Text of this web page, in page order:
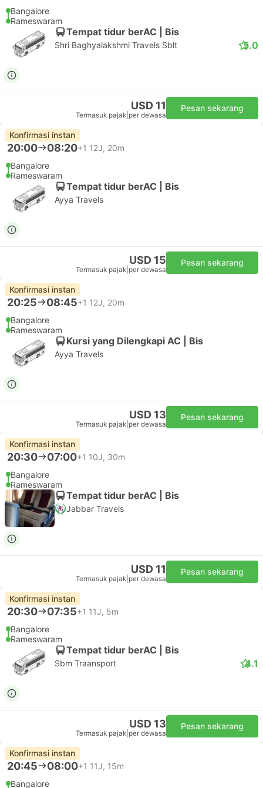
Bangalore
Rameswaram
Tempat tidur berAC | Bis
Shri Baghyalakshmi Travels Sblt 5.0
USD 11
Termasuk pajak per dewasa
Pesan sekarang
Konfirmasi instan
20:00 08:20+1 12J, 20m
Bangalore
Rameswaram
Tempat tidur berAC | Bis
Ayya Travels
USD 15
Termasuk pajak per dewasa
Pesan sekarang
Konfirmasi instan
20:25 08:45+1 12J, 20m
Bangalore
Rameswaram
Kursi yang Dilengkapi AC | Bis
Ayya Travels
USD 13
Termasuk pajak per dewasa
Pesan sekarang
Konfirmasi instan
20:30 07:00+1 10J, 30m
Bangalore
Rameswaram
Tempat tidur berAC | Bis
Jabbar Travels
USD 11
Termasuk pajak per dewasa
Pesan sekarang
Konfirmasi instan
20:30 07:35+1 11J, 5m
Bangalore
Rameswaram
Tempat tidur berAC | Bis
Sbm Traansport 4.1
USD 13
Termasuk pajak per dewasa
Pesan sekarang
Konfirmasi instan
20:45 08:00+1 11J, 15m
Bangalore